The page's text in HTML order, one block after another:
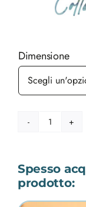
Dimensione
Cristallo
Il
Bacio
di
Spesso
prodotto: